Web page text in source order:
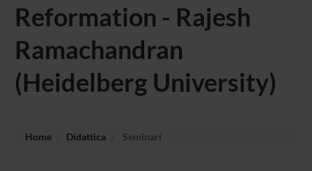
Reformation - Rajesh
Ramachandran
(Heidelberg University)
Home Didattica Seminari